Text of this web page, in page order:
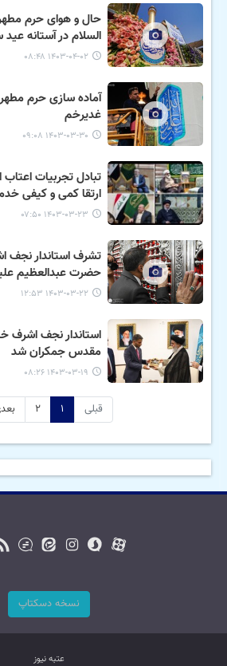
حال و هوای حرم
السلام در آستانه
۱۴۰۳-۰۴-۰۲ ۰۸:۴۸
آماده سازی حرم
غدیرخم
۱۴۰۳-۰۳-۳۰ ۰۹:۰۸
تبادل تجربیات
ارتقا کمی و کیفی
۱۴۰۳-۰۳-۲۳ ۰۷:۵۰
تشرف استاندار نجف
حضرت عبدالعظیم
۱۴۰۳-۰۳-۲۲ ۱۲:۵۳
استاندار نجف اشرف
مقدس جمکران شد
۱۴۰۳-۰۳-۱۹ ۰۸:۲۶
قبلی ۱ ۲
نسخه دسکتاپ
عتبه نیوز